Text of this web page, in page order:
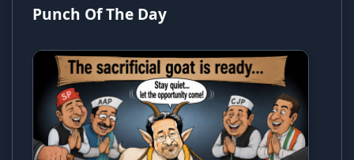
Punch Of The Day